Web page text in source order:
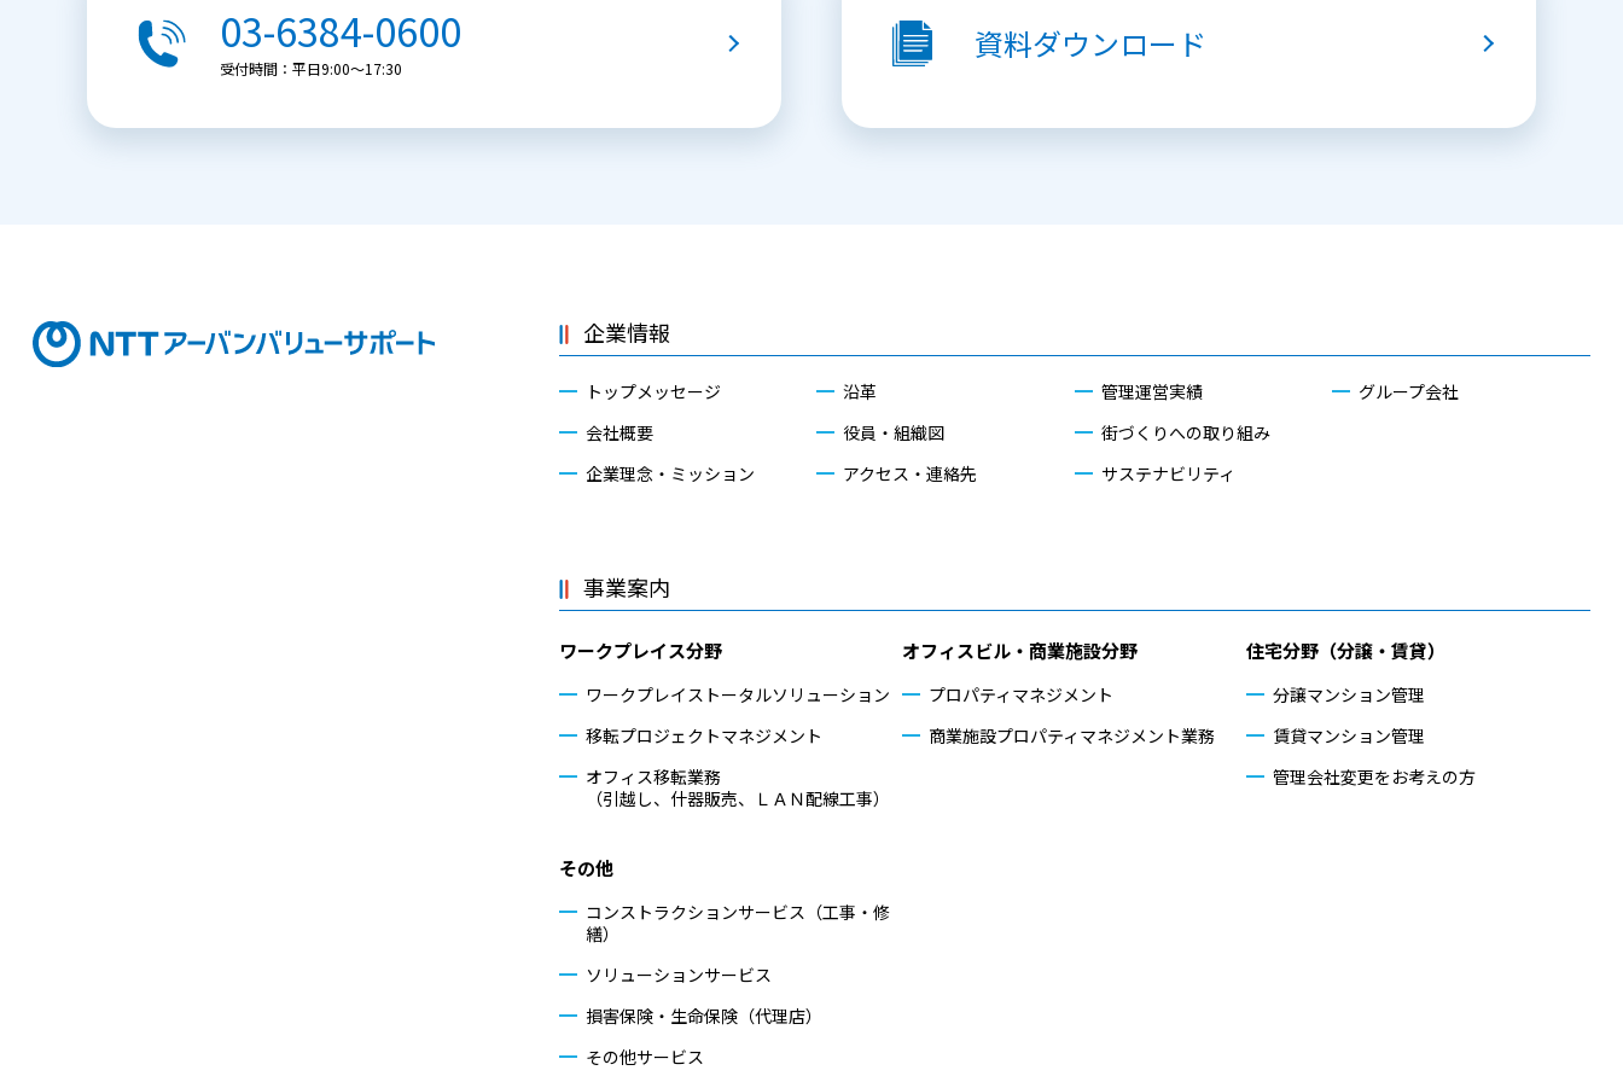
03-6384-0600
受付時間：平日9:00〜17:30
資料ダウンロード
企業情報
トップメッセージ
会社概要
企業理念・ミッション
沿革
役員・組織図
アクセス・連絡先
管理運営実績
街づくりへの取り組み
サステナビリティ
グループ会社
事業案内
ワークプレイス分野
ワークプレイストータルソリューション
移転プロジェクトマネジメント
オフィス移転業務
（引越し、什器販売、ＬＡＮ配線工事）
オフィスビル・商業施設分野
プロパティマネジメント
商業施設プロパティマネジメント業務
住宅分野（分譲・賃貸）
分譲マンション管理
賃貸マンション管理
管理会社変更をお考えの方
その他
コンストラクションサービス（工事・修
繕）
ソリューションサービス
損害保険・生命保険（代理店）
その他サービス